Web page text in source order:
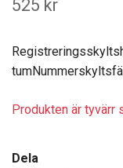
525 kr
Produkten är tyvärr
Dela